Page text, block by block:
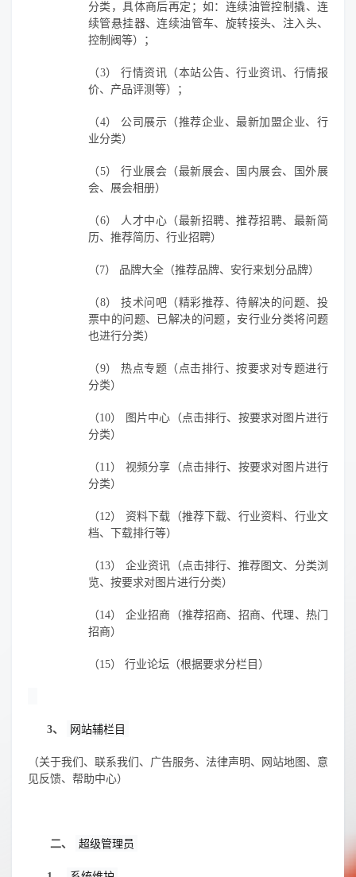
分类，具体商后再定；如：连续油管控制撬、连
续管悬挂器、连续油管车、旋转接头、注入头、
控制阀等）；
（3）行情资讯（本站公告、行业资讯、行情报
价、产品评测等）；
（4） 公司展示（推荐企业、最新加盟企业、行
业分类）
（5）行业展会（最新展会、国内展会、国外展
会、展会相册）
（6） 人才中心（最新招聘、推荐招聘、最新简
历、推荐简历、行业招聘）
（7） 品牌大全（推荐品牌、安行来划分品牌）
（8）技术问吧（精彩推荐、待解决的问题、投
票中的问题、已解决的问题，安行业分类将问题
也进行分类）
（9）热点专题（点击排行、按要求对专题进行
分类）
（10）
图片中心（点击排行、按要求对图片进行
分类）
（11） 视频分享（点击排行、按要求对图片进行
分类）
（12） 资料下载（推荐下载、行业资料、行业文
档、下载排行等）
（13） 企业资讯（点击排行、推荐图文、分类浏
览、按要求对图片进行分类）
（14） 企业招商（推荐招商、招商、代理、热门
招商）
（15） 行业论坛（根据要求分栏目）
3、 网站辅栏目
（关于我们、联系我们、广告服务、法律声明、网站地图、意
见反馈、帮助中心）
二、 超级管理员